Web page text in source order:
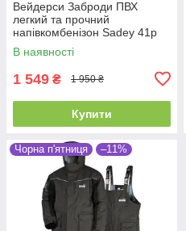
Вейдерси Заброди ПВХ
легкий та прочний
напівкомбенізон Sadey 41р
В наявності
1 549 ₴ 1 950 ₴
Купити
Чорна п'ятниця –11%